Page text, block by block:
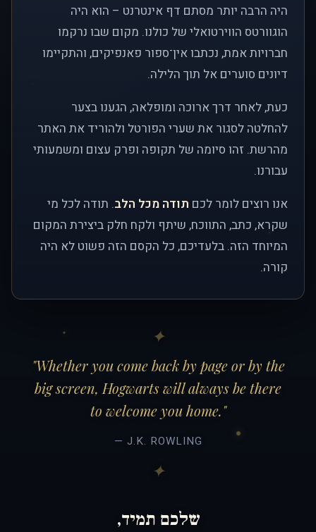
היה הרבה יותר מסתם דף אינטרנט – הוא היה
הוגוורטס הווירטואלי של כולנו. מקום שבו נרקמו
חברויות אמת, נכתבו אין־ספור פאנפיקים, והתקיימו
דיונים סוערים אל תוך הלילה.
כעת, לאחר דרך ארוכה ומופלאה, הגענו בצער
להחלטה לסגור את שערי הפורטל ולהוריד את האתר
מהרשת. זהו סיומה של תקופה ופרק עצום ומשמעותי
עבורנו.
אנו רוצים לומר לכם תודה מכל הלב. תודה לכל מי
שקרא, כתב, התווכח, שיתף ולקח חלק ביצירת המקום
המיוחד הזה. בלעדיכם, כל הקסם הזה פשוט לא היה
קורה.
"Whether you come back by page or by the
big screen, Hogwarts will always be there
to welcome you home."
— J.K. ROWLING
שלכם תמיד,